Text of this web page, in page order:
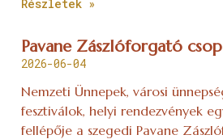
Részletek »
Pavane Zászlóforgató
2026-06-04
Nemzeti Ünnepek, városi
fesztiválok, helyi rendezvények
fellépője a szegedi Pavane